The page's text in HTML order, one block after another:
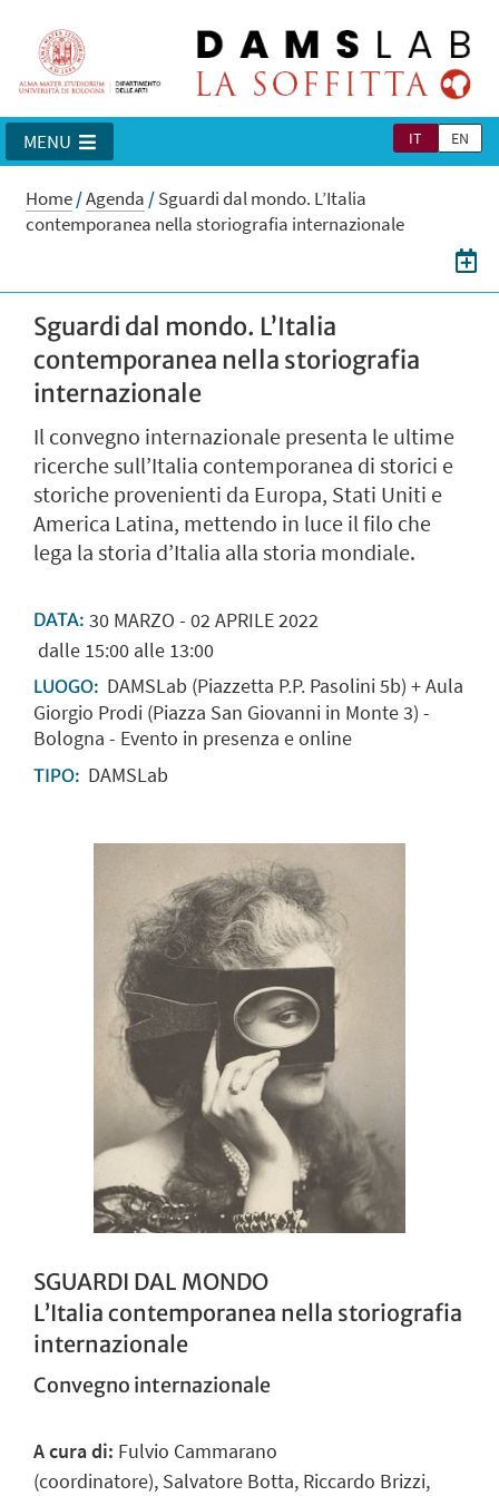
IT EN
MENU
Home/Agenda /Sguardi dal mondo. L’Italia
contemporanea nella storiografia internazionale
Sguardi dal mondo. L’Italia
contemporanea nella storiografia
internazionale
Il convegno internazionale presenta le ultime
ricerche sull’Italia contemporanea di storici e
storiche provenienti da Europa, Stati Uniti e
America Latina, mettendo in luce il filo che
lega la storia d’Italia alla storia mondiale.
DATA: 30MARZO - 02 APRILE2022
dalle 15:00 alle 13:00
LUOGO: DAMSLab (Piazzetta P.P. Pasolini 5b) + Aula
Giorgio Prodi (Piazza San Giovanni in Monte 3) -
Bologna - Evento in presenza e online
TIPO: DAMSLab
SGUARDI DAL MONDO
L’Italia contemporanea nella storiografia
internazionale
Convegno internazionale
A cura di: Fulvio Cammarano
(coordinatore), Salvatore Botta, Riccardo Brizzi,